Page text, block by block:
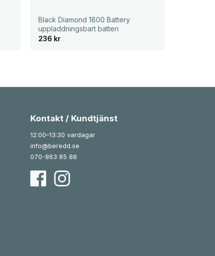
Black Diamond 1800 Battery
uppladdningsbart batteri
236 kr
Kontakt / Kundtjänst
12:00–13:30 vardagar
info@beredd.se
070-863 85 88